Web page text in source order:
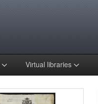
Virtual libraries